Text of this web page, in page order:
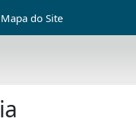
Mapa do Site